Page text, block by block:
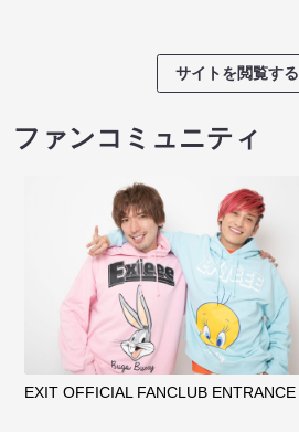
サイトを閲覧する
ファンコミュニティ
EXIT OFFICIAL FANCLUB ENTRANCE